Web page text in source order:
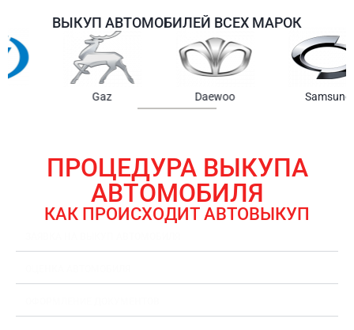
ВЫКУП АВТОМОБИЛЕЙ ВСЕХ МАРОК
Chrysler
ПРОЦЕДУРА ВЫКУПА
АВТОМОБИЛЯ
КАК ПРОИСХОДИТ АВТОВЫКУП